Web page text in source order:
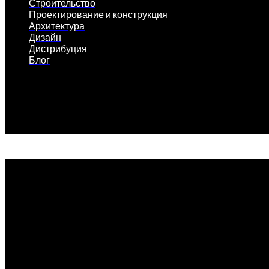
Строительство
Проектирование и конструкция
Архитектура
Дизайн
Дистрибуция
Блог